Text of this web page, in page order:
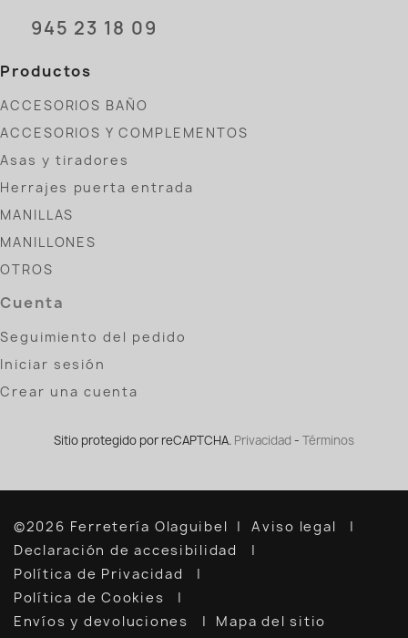
945 23 18 09
Productos
ACCESORIOS BAÑO
ACCESORIOS Y COMPLEMENTOS
Asas y tiradores
Herrajes puerta entrada
MANILLAS
MANILLONES
OTROS
Cuenta
Seguimiento del pedido
Iniciar sesión
Crear una cuenta
Sitio protegido por reCAPTCHA. Privacidad - Términos
©2026 Ferretería Olaguibel
Aviso legal
Declaración de accesibilidad
Política de Privacidad
Política de Cookies
Envíos y devoluciones
Mapa del sitio